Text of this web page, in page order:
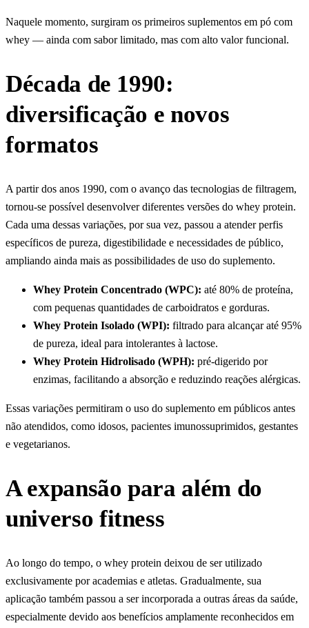
Naquele momento, surgiram os primeiros suplementos em pó com
whey — ainda com sabor limitado, mas com alto valor funcional.
Década de 1990:
diversificação e novos
formatos
A partir dos anos 1990, com o avanço das tecnologias de filtragem,
tornou-se possível desenvolver diferentes versões do whey protein.
Cada uma dessas variações, por sua vez, passou a atender perfis
específicos de pureza, digestibilidade e necessidades de público,
ampliando ainda mais as possibilidades de uso do suplemento.
Whey Protein Concentrado (WPC): até 80% de proteína,
com pequenas quantidades de carboidratos e gorduras.
Whey Protein Isolado (WPI): filtrado para alcançar até 95%
de pureza, ideal para intolerantes à lactose.
Whey Protein Hidrolisado (WPH): pré-digerido por
enzimas, facilitando a absorção e reduzindo reações alérgicas.
Essas variações permitiram o uso do suplemento em públicos antes
não atendidos, como idosos, pacientes imunossuprimidos, gestantes
e vegetarianos.
A expansão para além do
universo fitness
Ao longo do tempo, o whey protein deixou de ser utilizado
exclusivamente por academias e atletas. Gradualmente, sua
aplicação também passou a ser incorporada a outras áreas da saúde,
especialmente devido aos benefícios amplamente reconhecidos em